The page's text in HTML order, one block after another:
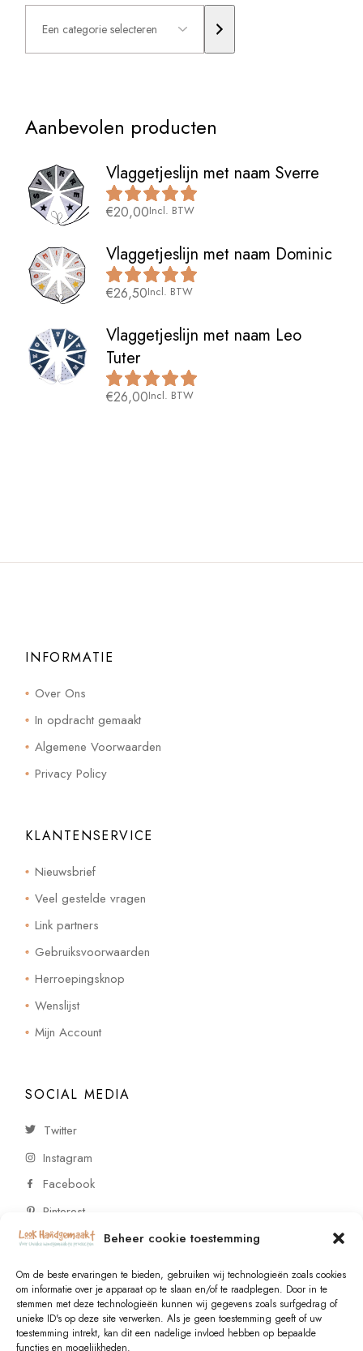
Beheer cookie toestemming
Om de beste ervaringen te bieden, gebruiken wij technologieën zoals cookies
om informatie over je apparaat op te slaan en/of te raadplegen. Door in te
stemmen met deze technologieën kunnen wij gegevens zoals surfgedrag of
unieke ID's op deze site verwerken. Als je geen toestemming geeft of uw
toestemming intrekt, kan dit een nadelige invloed hebben op bepaalde
functies en mogelijkheden.
Een
categorie
selecteren
Aanbevolen producten
Vlaggetjeslijn met naam Sverre
€20,00Incl. BTW
Vlaggetjeslijn met naam Dominic
€26,50Incl. BTW
Vlaggetjeslijn met naam Leo
Tuter
€26,00Incl. BTW
INFORMATIE
Over Ons
In opdracht gemaakt
Algemene Voorwaarden
Privacy Policy
KLANTENSERVICE
Nieuwsbrief
Veel gestelde vragen
Link partners
Gebruiksvoorwaarden
Herroepingsknop
Wenslijst
Mijn Account
SOCIAL MEDIA
Twitter
Instagram
Facebook
Pinterest
CONTACT
Vragen of wensen? Neem contact op!
+31 (0)6 229 021 29